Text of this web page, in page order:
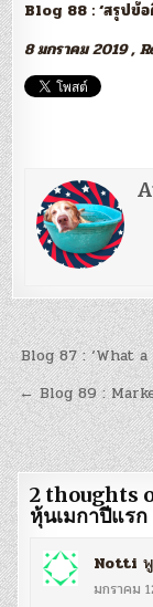
Blog 88 : ‘สรุปข้
8 มกราคม 2019 ,
แนะแนว
เรื่อง
Blog 87 : ‘What
← Blog 89 :
2 thoughts
หุ้นเมกาปีแรก
Notti
มกราคม